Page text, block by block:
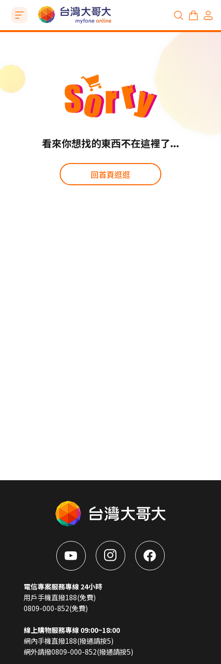
看來你想找的東西不在這裡了...
回首頁逛逛
電信專案服務專線 24小時
用戶手機直撥188(免費)
0809-000-852(免費)
線上購物服務專線 09:00~18:00
網內手機直撥188(撥通請按5)
網外請撥0809-000-852(撥通請按5)